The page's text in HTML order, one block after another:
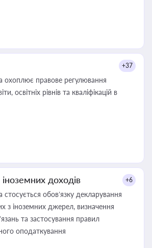
+37
охоплює правове регулювання
освітніх рівнів та кваліфікацій в
доходів +6
стосується обов’язку декларування
з іноземних джерел, визначення
та застосування правил
оподаткування